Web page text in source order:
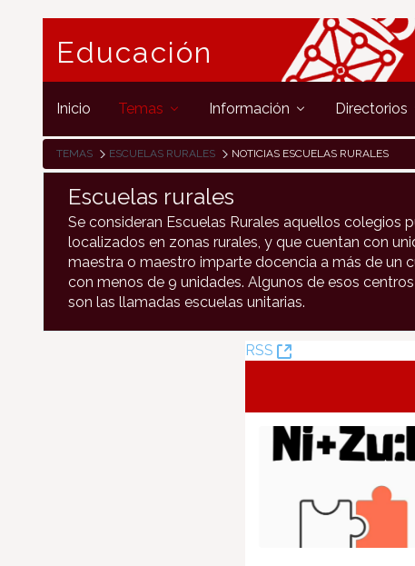
Educación
Inicio Temas Información Directorios
TEMAS ESCUELAS RURALES NOTICIAS ESCUELAS RURALES
Escuelas rurales
Se consideran Escuelas Rurales aquellos colegios
localizados en zonas rurales, y que cuentan con
maestra o maestro imparte docencia a más de un
con menos de 9 unidades. Algunos de esos
son las llamadas escuelas unitarias.
RSS
(Öffnet